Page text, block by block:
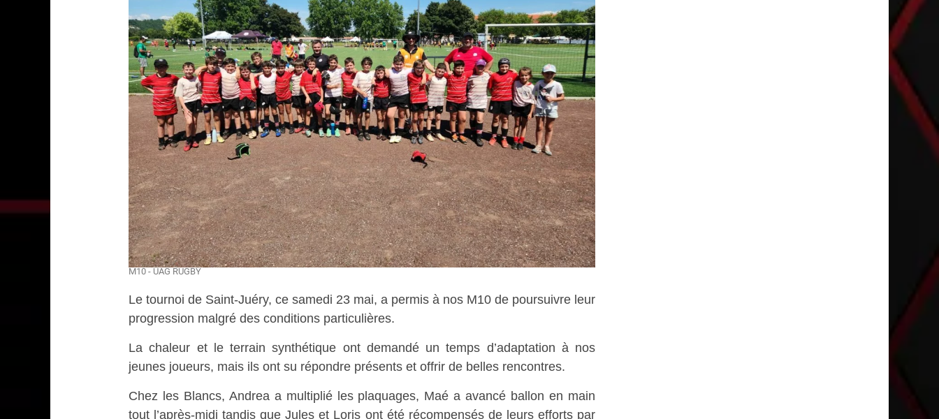
M10 - UAG RUGBY
Le tournoi de Saint-Juéry, ce samedi 23 mai, a permis à nos M10 de poursuivre leur
progression malgré des conditions particulières.
La chaleur et le terrain synthétique ont demandé un temps d’adaptation à nos
jeunes joueurs, mais ils ont su répondre présents et offrir de belles rencontres.
Chez les Blancs, Andrea a multiplié les plaquages, Maé a avancé ballon en main
tout l’après-midi tandis que Jules et Loris ont été récompensés de leurs efforts par